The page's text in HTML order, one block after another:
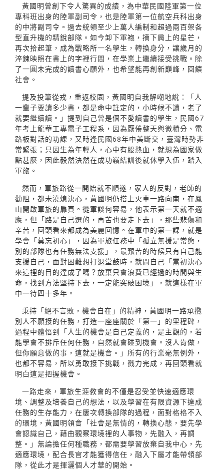
黃國明曾創下令人驚異的成績，為中華民國陸軍第一位
專科班出身的陸軍副司令，也是陸軍第一位航空兵科出身
的中將副司令。過去統領至少上萬人編制和超過兩百架各
型直升機的精銳部隊。如今卸下軍袍，摘下肩上的星芒，
再次拾起筆，成為戰略所一名學生，轉換身分，讓歲月的
淬鍊映照在書上的字裡行間，在學業上繼續接受挑戰。除
了一圓未完成的讀書心願外，也希望能再創新巔峰，回饋
社會。
提及投筆從戎，重返校園，黃國明自我解嘲地說：「人
一輩子要讀多少書，都是命中註定的，小時候不讀，老了
就要繼續讀。」提到自己曾是個不愛讀書的學生，民國67
年考上龍華工專電子工程系，因為厭倦整天與微積分、電
路板對話的功課，又時逢民國68年中美斷交，臺灣時勢非
常緊張；只因生為年輕人，心中有股熱血，就想為國家做
點甚麼，因此毅然決然在成功嶺結訓後就休學入伍，踏入
軍旅。
然而，軍旅路從一開始就不順遂，家人的反對，老師的
勸阻，都未澆熄決心，黃國明仍搭上火車一路向南，在鳳
山開啟軍旅的扉頁。從軍談何容易，他表示第一天就不適
應，但「路是自己選的，再苦也要走下去」，那些悲傷和
辛苦，回頭看來都成為美麗回憶。在軍中的第一課，就是
學會「莫忘初心」，因為軍旅任務中「孤立無援是常態，
別的部隊也有任務無法支援」，最艱苦的時候只有自己能
支援自己，面對困難想打退堂鼓時，就問自己「當初決心
來這裡的目的達成了嗎？放棄只會浪費已經過的時間與生
命，找到方法堅持下去，一定能突破困境」，就這樣在軍
中一待四十多年。
秉持「絕不言敗，機會自在」的精神，黃國明一路承攬
別人不願接的任務，打造一座座關於「第一」的里程碑，
過程中體悟到「人生的機會是自己定義的，是主觀的，若
能學會不排斥任何任務，自然就會碰到機會。沒人肯做，
但你願意做的事，這就是機會。」所有的行業毫無例外，
也都不容易，所以勇敢接下挑戰，戮力完成，再回頭看就
明白這是把握機會。
一路走來，軍旅生涯教會的不僅是忍受並快速適應環
境、調整及培養自己的想法，以及學習在有限資源下達成
任務的生存能力，在屢次轉換部隊的過程，面對格格不入
的環境，黃國明領會「社會是無情的，轉換心態，要先學
會認識自己，藉由觀察環境裡的人事物，先融入，再調
整。」無論擔任何種職務，都需要學習放棄自我中心，先
適應環境，配合長官才能獲得信任，融入下屬才能帶領部
隊，從此才是揮灑個人才華的開始。